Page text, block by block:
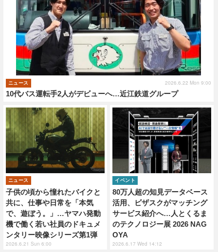
10代バス運転手2人がデビューへ…近江鉄道グループ
ニュース 2026.6.22 Mon 9:00
子供の頃から憧れたバイクと
共に、仕事や日常を「本気
で、遊ぼう。」…ヤマハ発動
機で働く若い社員のドキュメ
ンタリー映像シリーズ第1弾
ニュース
2026.6.21 Sun 6:00
80万人超の知見データベース
活用、ビザスクがマッチング
サービス紹介へ…人とくるま
のテクノロジー展 2026 NAG
OYA
イベント
2026.6.17 Wed 14:12